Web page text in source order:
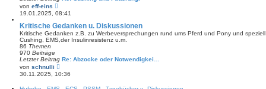
B
i
r
a
g
von eff-eins
e
u
e
s
t
e
e
i
t
19.01.2025, 08:41
Kritische Gedanken u. Diskussionen
Kritische Gedanken z.B. zu Werbeversprechungen rund ums Pferd und Pony und
Cushing, EMS,der Insulinresistenz u.m.
86 Themen
970 Beiträge
Letzter Beitrag Re: Abzocke oder Notwendigkei…
von schnulli
e
u
30.11.2025, 10:36